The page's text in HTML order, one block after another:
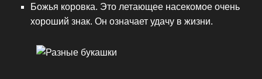
Божья коровка. Это летающее насекомое очень
хороший знак. Он означает удачу в жизни.